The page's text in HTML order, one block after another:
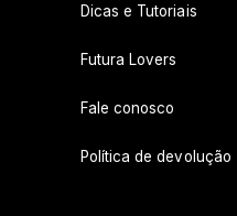
Dicas e Tutoriais
Futura Lovers
Fale conosco
Política de devolução